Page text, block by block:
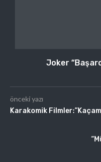
Joker
önceki yazı
Karakomik